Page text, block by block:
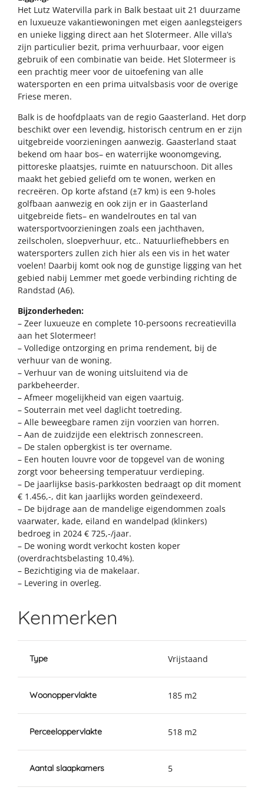
Het Lutz Watervilla park in Balk bestaat uit 21 duurzame
en luxueuze vakantiewoningen met eigen aanlegsteigers
en unieke ligging direct aan het Slotermeer. Alle villa’s
zijn particulier bezit, prima verhuurbaar, voor eigen
gebruik of een combinatie van beide. Het Slotermeer is
een prachtig meer voor de uitoefening van alle
watersporten en een prima uitvalsbasis voor de overige
Friese meren.
Balk is de hoofdplaats van de regio Gaasterland. Het dorp
beschikt over een levendig, historisch centrum en er zijn
uitgebreide voorzieningen aanwezig. Gaasterland staat
bekend om haar bos– en waterrijke woonomgeving,
pittoreske plaatsjes, ruimte en natuurschoon. Dit alles
maakt het gebied geliefd om te wonen, werken en
recreëren. Op korte afstand (±7 km) is een 9-holes
golfbaan aanwezig en ook zijn er in Gaasterland
uitgebreide fiets– en wandelroutes en tal van
watersportvoorzieningen zoals een jachthaven,
zeilscholen, sloepverhuur, etc.. Natuurliefhebbers en
watersporters zullen zich hier als een vis in het water
voelen! Daarbij komt ook nog de gunstige ligging van het
gebied nabij Lemmer met goede verbinding richting de
Randstad (A6).
Bijzonderheden:
– Zeer luxueuze en complete 10-persoons recreatievilla
aan het Slotermeer!
– Volledige ontzorging en prima rendement, bij de
verhuur van de woning.
– Verhuur van de woning uitsluitend via de
parkbeheerder.
– Afmeer mogelijkheid van eigen vaartuig.
– Souterrain met veel daglicht toetreding.
– Alle beweegbare ramen zijn voorzien van horren.
– Aan de zuidzijde een elektrisch zonnescreen.
– De stalen opbergkist is ter overname.
– Een houten louvre voor de topgevel van de woning
zorgt voor beheersing temperatuur verdieping.
– De jaarlijkse basis-parkkosten bedraagt op dit moment
€ 1.456,-, dit kan jaarlijks worden geïndexeerd.
– De bijdrage aan de mandelige eigendommen zoals
vaarwater, kade, eiland en wandelpad (klinkers)
bedroeg in 2024 € 725,-/jaar.
– De woning wordt verkocht kosten koper
(overdrachtsbelasting 10,4%).
– Bezichtiging via de makelaar.
– Levering in overleg.
Kenmerken
Type Vrijstaand
Woonoppervlakte 185 m2
Perceeloppervlakte 518 m2
Aantal slaapkamers 5